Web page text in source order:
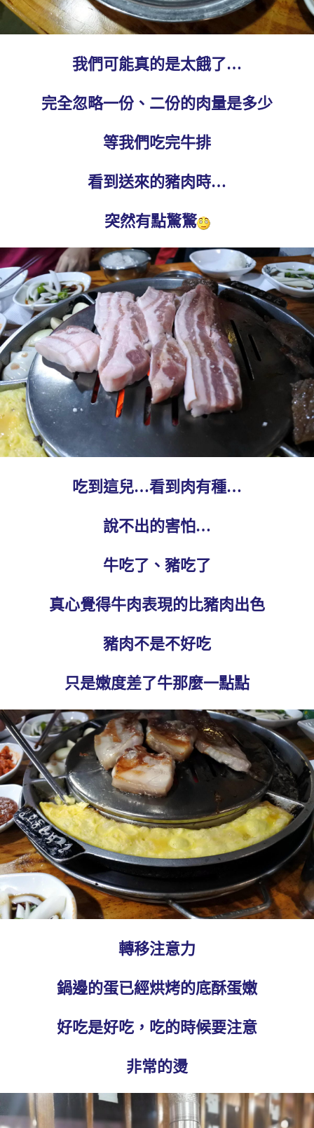
我們可能真的是太餓了…
完全忽略一份、二份的肉量是多少
等我們吃完牛排
看到送來的豬肉時…
突然有點驚驚
吃到這兒…看到肉有種…
說不出的害怕…
牛吃了、豬吃了
真心覺得牛肉表現的比豬肉出色
豬肉不是不好吃
只是嫩度差了牛那麼一點點
轉移注意力
鍋邊的蛋已經烘烤的底酥蛋嫩
好吃是好吃，吃的時候要注意
非常的燙